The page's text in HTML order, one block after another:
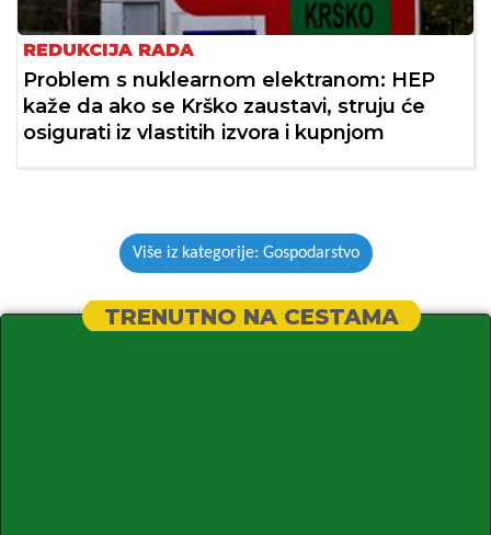
REDUKCIJA RADA
Problem s nuklearnom elektranom: HEP
kaže da ako se Krško zaustavi, struju će
osigurati iz vlastitih izvora i kupnjom
Više iz kategorije: Gospodarstvo
TRENUTNO NA CESTAMA